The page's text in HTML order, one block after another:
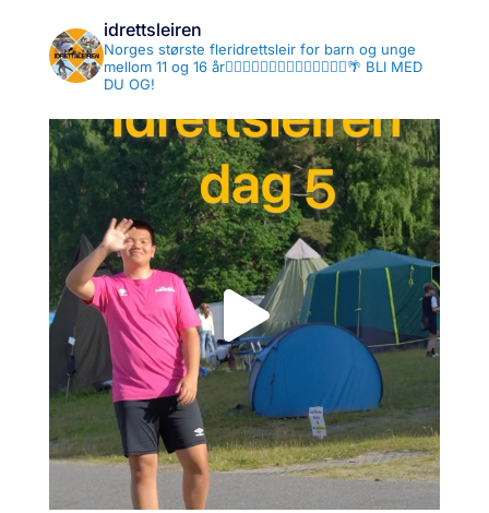
idrettsleiren
Norges største fleridrettsleir for barn og unge
mellom 11 og 16 år🤾‍♂️⛹🏼‍♀️🏊🏻‍♂️🤽🏻‍♀️🏄🏻‍♂️🌴 BLI MED
DU OG!